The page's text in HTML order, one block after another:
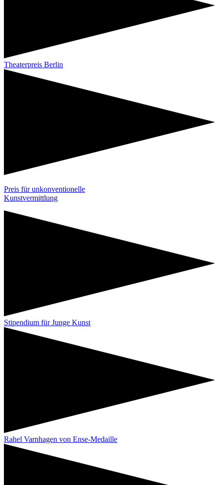
Theaterpreis Berlin
Preis für unkonventionelle
Kunstvermittlung
Stipendium für Junge Kunst
Rahel Varnhagen von Ense-Medaille